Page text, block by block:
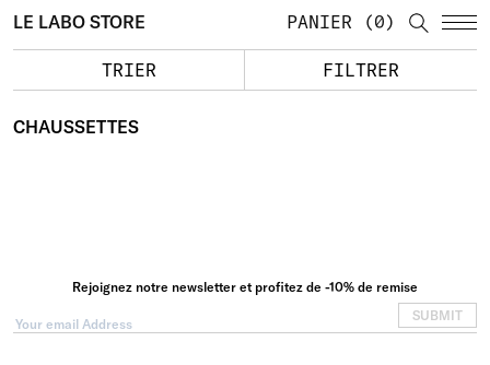
LE LABO STORE PANIER 0
TRIER FILTRER
CHAUSSETTES
Rejoignez notre newsletter et profitez de -10% de remise
SUBMIT